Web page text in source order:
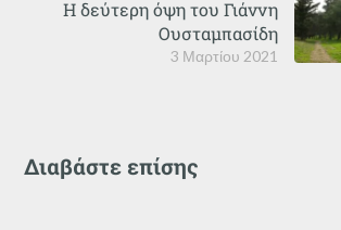
3 Μαρτίου 2021
Η δεύτερη όψη του Γιάννη
Ουσταμπασίδη
Διαβάστε επίσης